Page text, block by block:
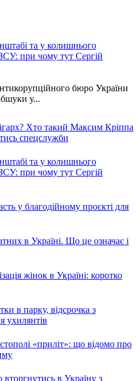
та у колишнього
при чому тут Сергій
бюро України
у...
Хто такий Максим Кріппа
спецслужби
та у колишнього
при чому тут Сергій
у благодійному проєкті для
в Україні. Що це означає і
жінок в Україні: коротко
в парку, відсрочка з
ухилянтів
«приліт»: що відомо про
в Україну з